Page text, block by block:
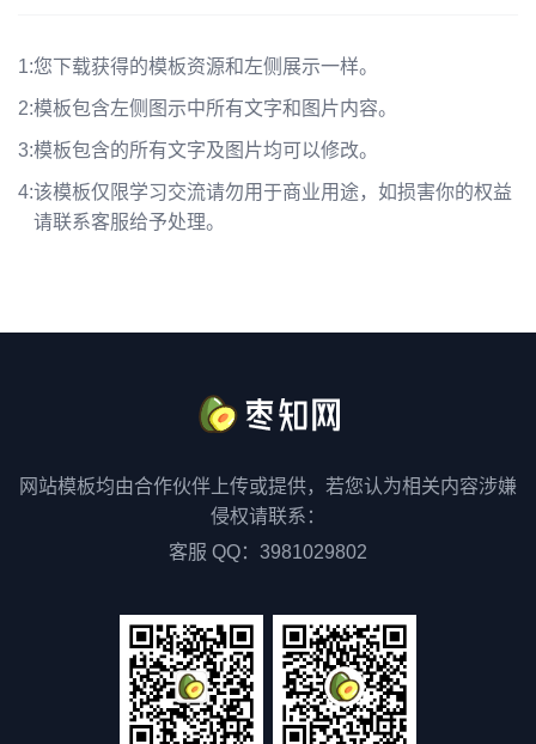
1:您下载获得的模板资源和左侧展示一样。
2:模板包含左侧图示中所有文字和图片内容。
3:模板包含的所有文字及图片均可以修改。
4:该模板仅限学习交流请勿用于商业用途，如损害你的权益
请联系客服给予处理。
网站模板均由合作伙伴上传或提供，若您认为相关内容涉嫌
侵权请联系：
客服 QQ：3981029802